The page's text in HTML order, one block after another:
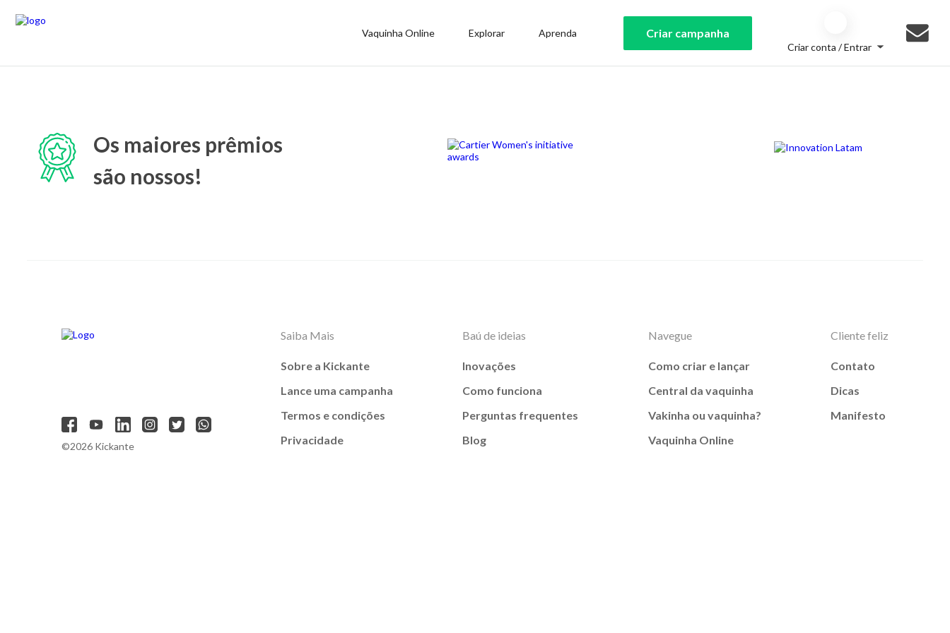
Vaquinha Online Explorar Aprenda Criar campanha
Criar conta / Entrar
Os maiores prêmios
são nossos!
©2026 Kickante
Saiba Mais
Sobre a Kickante
Lance uma campanha
Termos e condições
Privacidade
Baú de ideias
Inovações
Como funciona
Perguntas frequentes
Blog
Navegue
Como criar e lançar
Central da vaquinha
Vakinha ou vaquinha?
Vaquinha Online
Cliente feliz
Contato
Dicas
Manifesto